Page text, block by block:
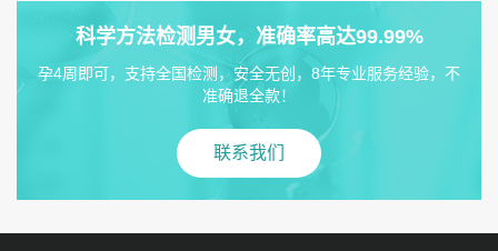
科学方法检测男女，准确率高达99.99%
孕4周即可，支持全国检测，安全无创，8年专业服务经验，不
准确退全款！
联系我们